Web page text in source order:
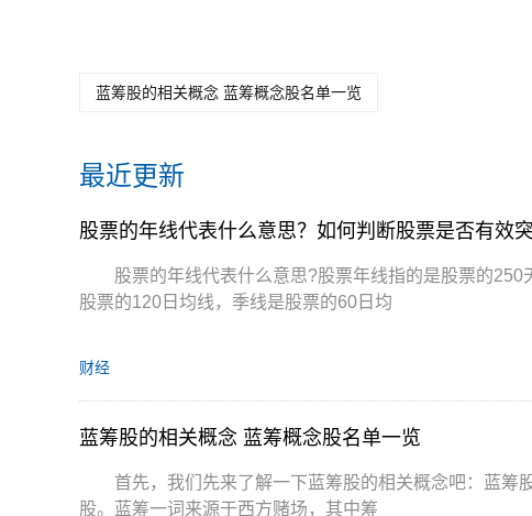
蓝筹股的相关概念 蓝筹概念股名单一览
最近更新
股票的年线代表什么意思？如何判断股票是否有效突
股票的年线代表什么意思?股票年线指的是股票的
股票的120日均线，季线是股票的60日均
财经
蓝筹股的相关概念 蓝筹概念股名单一览
首先，我们先来了解一下蓝筹股的相关概念吧：蓝筹
股。蓝筹一词来源于西方赌场，其中筹